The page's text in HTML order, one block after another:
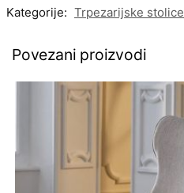
Kategorije: Trpezarijske stolice
Povezani proizvodi